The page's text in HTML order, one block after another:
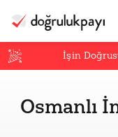
İşin
Osmanlı